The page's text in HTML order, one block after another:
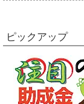
ピックアップ